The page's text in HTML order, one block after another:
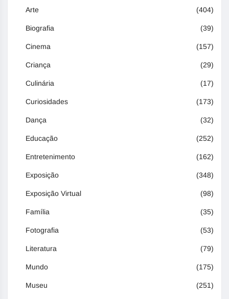
Arte (404)
Biografia (39)
Cinema (157)
Criança (29)
Culinária (17)
Curiosidades (173)
Dança (32)
Educação (252)
Entretenimento (162)
Exposição (348)
Exposição Virtual (98)
Família (35)
Fotografia (53)
Literatura (79)
Mundo (175)
Museu (251)